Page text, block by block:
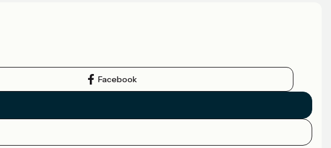
Facebook